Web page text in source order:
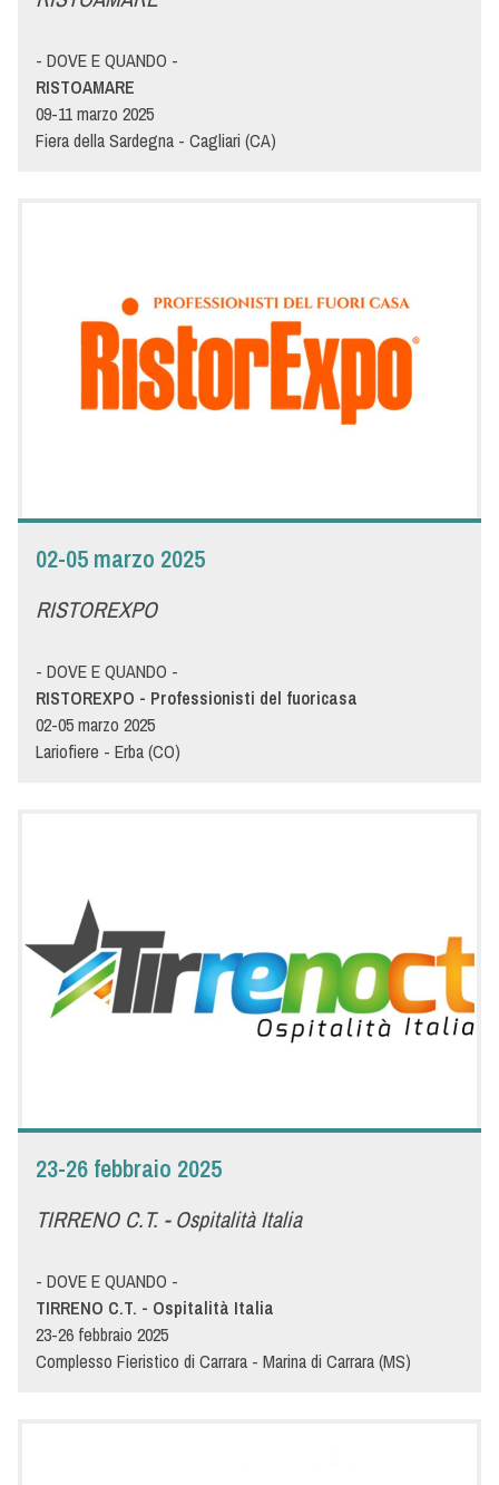
- DOVE E QUANDO -
RISTOAMARE
09-11 marzo 2025
Fiera della Sardegna - Cagliari (CA)
presso la Fiera della Sardegna! Se siete curiosi di conoscere le
proposte di Menù per il mondo Ho.Re.Ca. vi aspettiamo a
Cagliari allo stand Menù, dove potrete conoscere i migliori
prodotti per la ristorazione professionale realizzati con le
tecnologie più esclusive.
02-05 marzo 2025
RISTOREXPO
- DOVE E QUANDO -
RISTOREXPO - Professionisti del fuoricasa
02-05 marzo 2025
Lariofiere - Erba (CO)
fuori casa. Il salone, espressione e sintesi delle dinamiche che
caratterizzano il mondo del fuori casa, è diventato nel tempo
un brand consolidato. Menù è pronta ad accogliere al proprio
stand ristoranti, pizzerie, fast food, take away, catering, bar,
pub, birrerie, wine bar, hotel e distributori, con l’ottica di
soddisfare un mercato in continua evoluzione.
23-26 febbraio 2025
TIRRENO C.T. - Ospitalità Italia
- DOVE E QUANDO -
TIRRENO C.T. - Ospitalità Italia
23-26 febbraio 2025
Complesso Fieristico di Carrara - Marina di Carrara (MS)